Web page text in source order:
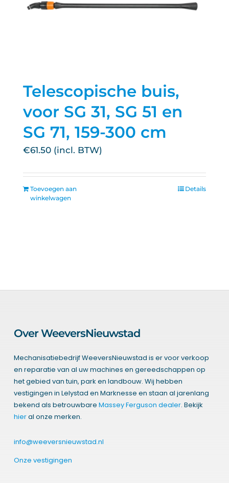
Telescopische buis,
voor SG 31, SG 51 en
SG 71, 159-300 cm
€61.50
Toevoegen aan
winkelwagen
Details
Over WeeversNieuwstad
Mechanisatiebedrijf WeeversNieuwstad is er voor verkoop
en reparatie van al uw machines en gereedschappen op
het gebied van tuin, park en landbouw. Wij hebben
vestigingen in Lelystad en Marknesse en staan al jarenlang
bekend als betrouwbare Massey Ferguson dealer. Bekijk
hieral onze merken.
info@weeversnieuwstad.nl
Onze vestigingen